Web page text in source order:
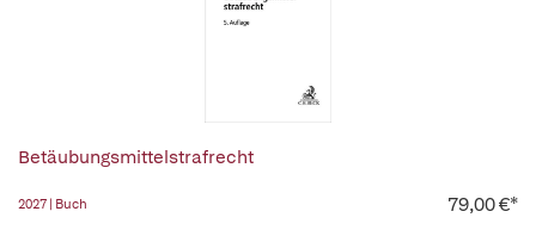
Betäubungsmittelstrafrecht
2027 | Buch 79,00 €*